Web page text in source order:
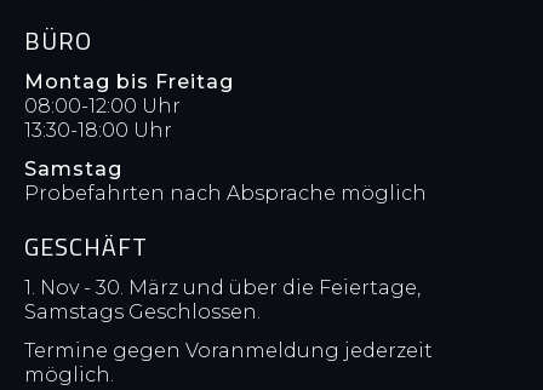
BÜRO
Montag bis Freitag
08:00-12:00 Uhr
13:30-18:00 Uhr
Samstag
Probefahrten nach Absprache möglich
GESCHÄFT
1. Nov - 30. März und über die Feiertage,
Samstags Geschlossen.
Termine gegen Voranmeldung jederzeit
möglich.